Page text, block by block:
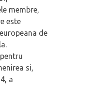
membre,
este
de
si,
a